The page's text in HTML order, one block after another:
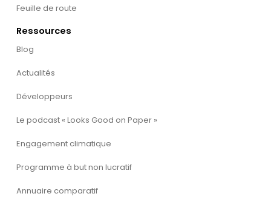
Feuille de route
Ressources
Blog
Actualités
Développeurs
Le podcast « Looks Good on Paper »
Engagement climatique
Programme à but non lucratif
Annuaire comparatif